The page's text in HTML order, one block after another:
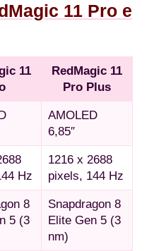
11 Pro e
11
RedMagic 11
Pro Plus
AMOLED
6,85″
Hz
1216 x 2688
pixels, 144 Hz
8
5 (3
Snapdragon 8
Elite Gen 5 (3
nm)